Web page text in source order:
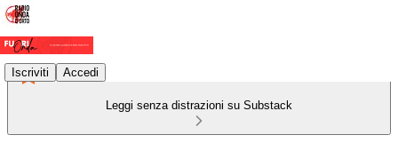
Iscriviti Accedi
Leggi senza distrazioni su Substack